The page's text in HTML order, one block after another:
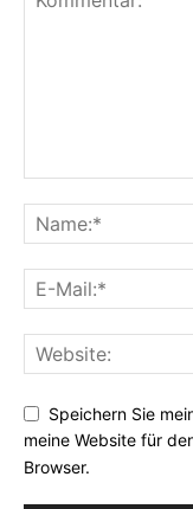
Speichern Sie
meine Website für
Browser.